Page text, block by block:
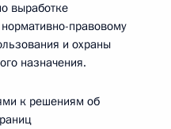
выработке
нормативно-правовому
и охраны
назначения.
к решениям об